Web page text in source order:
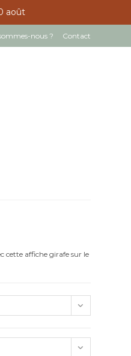
août
nous ? Contact
cette affiche girafe sur le